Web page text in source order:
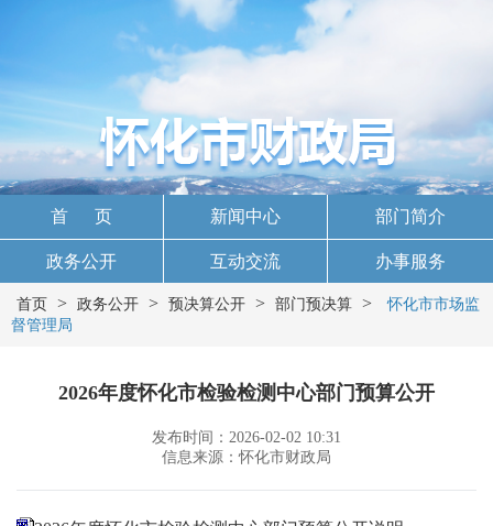
首 页 新闻中心 部门简介
政务公开 互动交流 办事服务
首页 > 政务公开 > 预决算公开 > 部门预决算 >
怀化市市场监
督管理局
2026年度怀化市检验检测中心部门预算公开
发布时间：2026-02-02 10:31
信息来源：怀化市财政局